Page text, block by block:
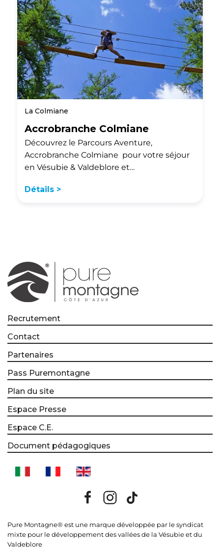
La Colmiane
Accrobranche Colmiane
Découvrez le Parcours Aventure,
Accrobranche Colmiane pour votre séjour
en Vésubie & Valdeblore et…
Détails >
Recrutement
Contact
Partenaires
Pass Puremontagne
Plan du site
Espace Presse
Espace C.E.
Document pédagogiques
Pure Montagne® est une marque développée par le syndicat
mixte pour le développement des vallées de la Vésubie et du
Valdeblore